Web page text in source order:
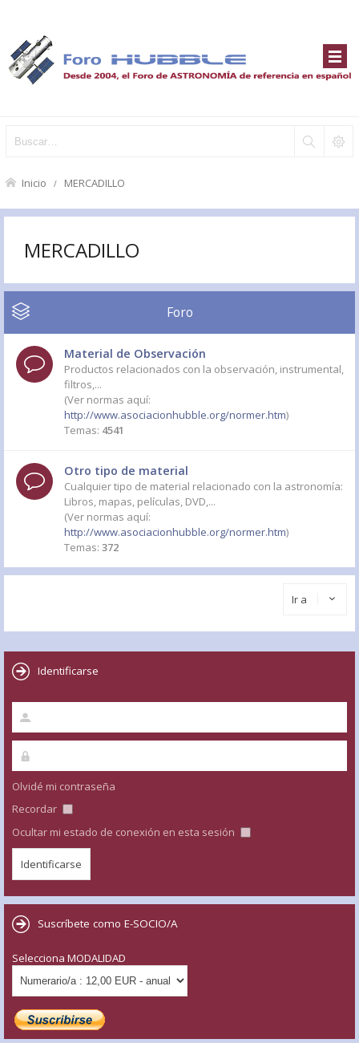
Inicio MERCADILLO
MERCADILLO
Foro
Material de Observación
Productos relacionados con la observación, instrumental,
filtros,...
(Ver normas aquí:
http://www.asociacionhubble.org/normer.htm)
Temas: 4541
Otro tipo de material
Cualquier tipo de material relacionado con la astronomía:
Libros, mapas, películas, DVD,...
(Ver normas aquí:
http://www.asociacionhubble.org/normer.htm)
Temas: 372
Ir a
Identificarse
Olvidé mi contraseña
Recordar
Ocultar mi estado de conexión en esta sesión
Suscríbete como E-SOCIO/A
Selecciona MODALIDAD